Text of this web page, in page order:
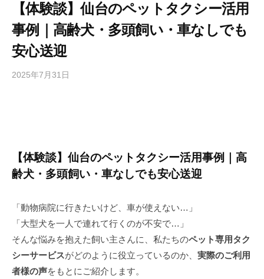
【体験談】仙台のペットタクシー活用
事例｜高齢犬・多頭飼い・車なしでも
安心送迎
2025年7月31日
I
P
【体験談】仙台のペットタクシー活用事例｜高
齢犬・多頭飼い・車なしでも安心送迎
「動物病院に行きたいけど、車が使えない…」
「大型犬を一人で連れて行くのが不安で…」
そんな悩みを抱えた飼い主さんに、私たちのペット専用タク
シーサービスがどのように役立っているのか、 実際のご利用
者様の声をもとにご紹介します。